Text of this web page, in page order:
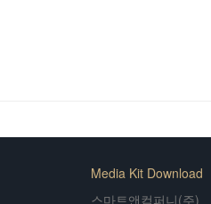
Media Kit Download
스마트앤컴퍼니(주)